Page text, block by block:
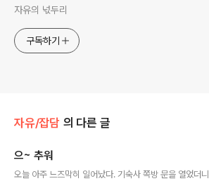
자유의 넋두리
구독하기
자유/잡담 의 다른 글
으~ 추워
오늘 아주 느즈막히 일어났다. 기숙사 쪽방 문을 열었더니